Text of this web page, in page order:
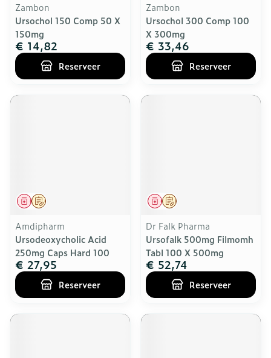
Zambon
Ursochol 150 Comp 50 X
150mg
€ 14,82
Reserveer
Zambon
Ursochol 300 Comp 100
X 300mg
€ 33,46
Reserveer
Op voorschrift
Geneesmiddel
Amdipharm
Ursodeoxycholic Acid
250mg Caps Hard 100
€ 27,95
Reserveer
Op voorschrift
Geneesmiddel
Dr Falk Pharma
Ursofalk 500mg Filmomh
Tabl 100 X 500mg
€ 52,74
Reserveer